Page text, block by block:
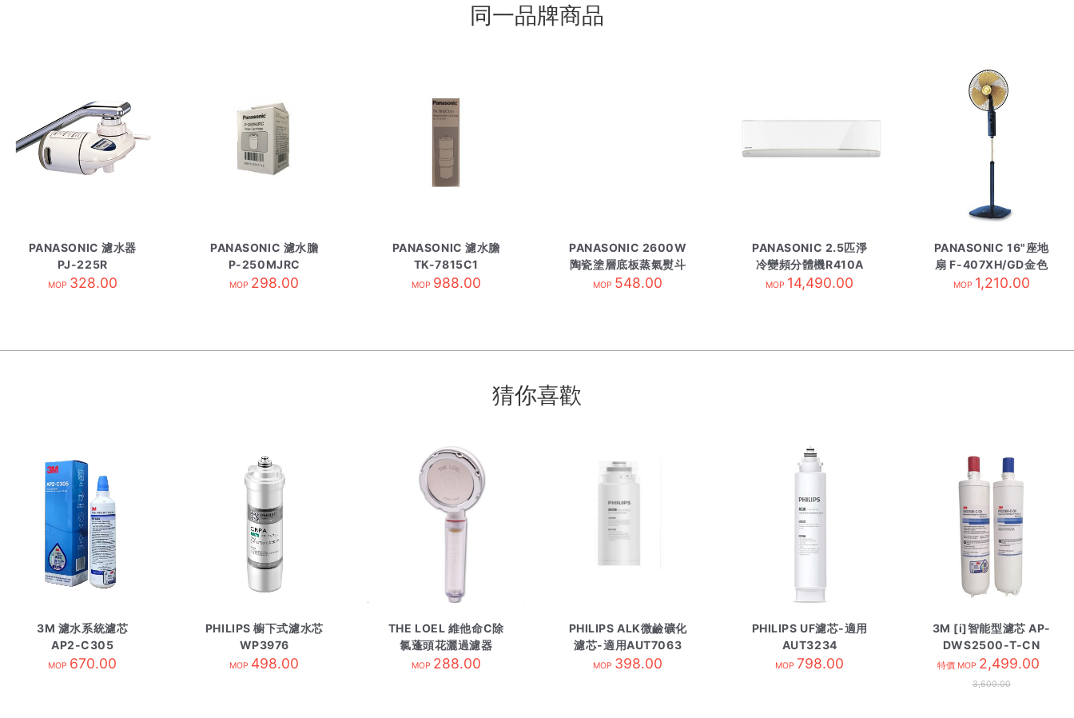
同一品牌商品
PANASONIC 濾水器
PJ-225R
MOP 328.00
PANASONIC 濾水膽
P-250MJRC
MOP 298.00
PANASONIC 濾水膽
TK-7815C1
MOP 988.00
PANASONIC 2600W
陶瓷塗層底板蒸氣熨斗
NI-U800
MOP 548.00
PANASONIC 2.5匹淨
冷變頻分體機R410A
CS-YS24UKA-內
MOP 14,490.00
PANASONIC 16"座地
扇 F-407XH/GD金色
扇葉
MOP 1,210.00
猜你喜歡
3M 濾水系統濾芯
AP2-C305
MOP 670.00
PHILIPS 櫥下式濾水芯
WP3976
MOP 498.00
THE LOEL 維他命C除
氯蓬頭花灑過濾器
TLV-200/增水壓版
MOP 288.00
PHILIPS ALK微鹼礦化
濾芯-適用AUT7063
AUT604CB
MOP 398.00
PHILIPS UF濾芯-適用
AUT3234
AUT825/97
MOP 798.00
3M [i]智能型濾芯 AP-
DWS2500-T-CN
特價 MOP 2,499.00
3,600.00